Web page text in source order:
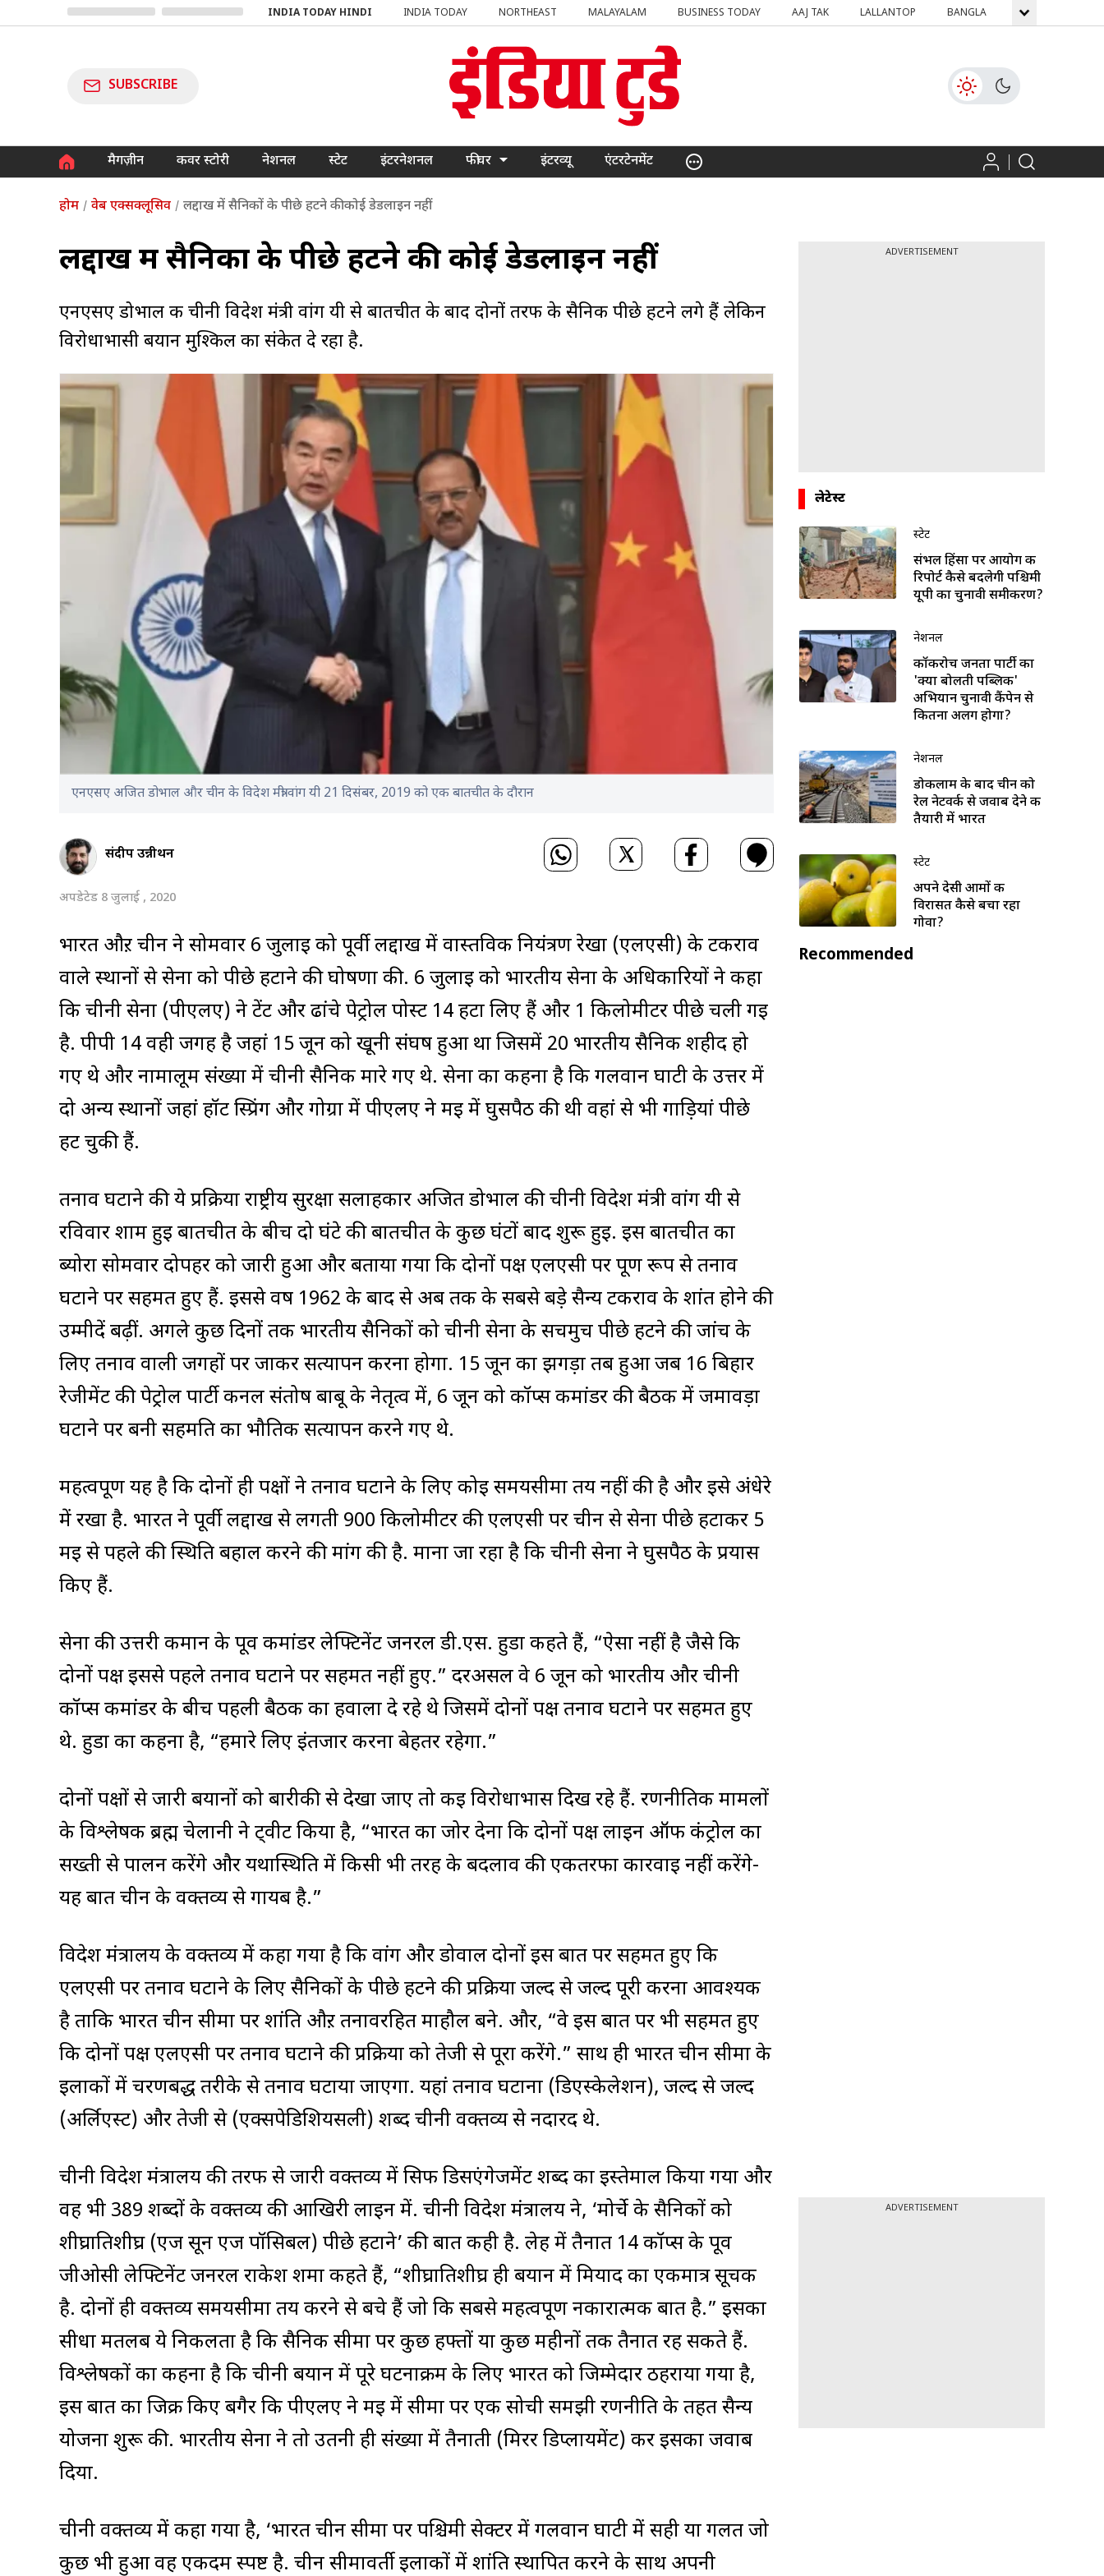
INDIA TODAY HINDI INDIA TODAY NORTHEAST MALAYALAM BUSINESS TODAY AAJ TAK LALLANTOP BANGLA GNTTV
SUBSCRIBE
मैगज़ीन कवर स्टोरी नेशनल स्टेट इंटरनेशनल फीचर इंटरव्यू एंटरटेनमेंट
होम वेब एक्सक्लूसिव लद्दाख में सैनिकों के पीछे हटने की कोई डेडलाइन नहीं
लद्दाख में सैनिकों के पीछे हटने की कोई डेडलाइन नहीं
एनएसए डोभाल की चीनी विदेश मंत्री वांग यी से बातचीत के बाद दोनों तरफ के सैनिक पीछे हटने लगे हैं लेकिन
विरोधाभासी बयान मुश्किल का संकेत दे रहा है.
एनएसए अजित डोभाल और चीन के विदेश मंत्री वांग यी 21 दिसंबर, 2019 को एक बातचीत के दौरान
संदीप उन्नीथन
अपडेटेड 8 जुलाई , 2020
भारत औऱ चीन ने सोमवार 6 जुलाई को पूर्वी लद्दाख में वास्तविक नियंत्रण रेखा (एलएसी) के टकराव
वाले स्थानों से सेना को पीछे हटाने की घोषणा की. 6 जुलाई को भारतीय सेना के अधिकारियों ने कहा
कि चीनी सेना (पीएलए) ने टेंट और ढांचे पेट्रोल पोस्ट 14 हटा लिए हैं और 1 किलोमीटर पीछे चली गई
है. पीपी 14 वही जगह है जहां 15 जून को खूनी संघर्ष हुआ था जिसमें 20 भारतीय सैनिक शहीद हो
गए थे और नामालूम संख्या में चीनी सैनिक मारे गए थे. सेना का कहना है कि गलवान घाटी के उत्तर में
दो अन्य स्थानों जहां हॉट स्प्रिंग और गोग्रा में पीएलए ने मई में घुसपैठ की थी वहां से भी गाड़ियां पीछे
हट चुकी हैं.
तनाव घटाने की ये प्रक्रिया राष्ट्रीय सुरक्षा सलाहकार अजित डोभाल की चीनी विदेश मंत्री वांग यी से
रविवार शाम हुई बातचीत के बीच दो घंटे की बातचीत के कुछ घंटों बाद शुरू हुई. इस बातचीत का
ब्योरा सोमवार दोपहर को जारी हुआ और बताया गया कि दोनों पक्ष एलएसी पर पूर्ण रूप से तनाव
घटाने पर सहमत हुए हैं. इससे वर्ष 1962 के बाद से अब तक के सबसे बड़े सैन्य टकराव के शांत होने की
उम्मीदें बढ़ीं. अगले कुछ दिनों तक भारतीय सैनिकों को चीनी सेना के सचमुच पीछे हटने की जांच के
लिए तनाव वाली जगहों पर जाकर सत्यापन करना होगा. 15 जून का झगड़ा तब हुआ जब 16 बिहार
रेजीमेंट की पेट्रोल पार्टी कर्नल संतोष बाबू के नेतृत्व में, 6 जून को कॉर्प्स कमांडर की बैठक में जमावड़ा
घटाने पर बनी सहमति का भौतिक सत्यापन करने गए थे.
महत्वपूर्ण यह है कि दोनों ही पक्षों ने तनाव घटाने के लिए कोई समयसीमा तय नहीं की है और इसे अंधेरे
में रखा है. भारत ने पूर्वी लद्दाख से लगती 900 किलोमीटर की एलएसी पर चीन से सेना पीछे हटाकर 5
मई से पहले की स्थिति बहाल करने की मांग की है. माना जा रहा है कि चीनी सेना ने घुसपैठ के प्रयास
किए हैं.
सेना की उत्तरी कमान के पूर्व कमांडर लेफ्टिनेंट जनरल डी.एस. हुडा कहते हैं, “ऐसा नहीं है जैसे कि
दोनों पक्ष इससे पहले तनाव घटाने पर सहमत नहीं हुए.” दरअसल वे 6 जून को भारतीय और चीनी
कॉर्प्स कमांडर के बीच पहली बैठक का हवाला दे रहे थे जिसमें दोनों पक्ष तनाव घटाने पर सहमत हुए
थे. हुडा का कहना है, “हमारे लिए इंतजार करना बेहतर रहेगा.”
दोनों पक्षों से जारी बयानों को बारीकी से देखा जाए तो कई विरोधाभास दिख रहे हैं. रणनीतिक मामलों
के विश्लेषक ब्रह्म चेलानी ने ट्वीट किया है, “भारत का जोर देना कि दोनों पक्ष लाइन ऑफ कंट्रोल का
सख्ती से पालन करेंगे और यथास्थिति में किसी भी तरह के बदलाव की एकतरफा कार्रवाई नहीं करेंगे-
यह बात चीन के वक्तव्य से गायब है.”
विदेश मंत्रालय के वक्तव्य में कहा गया है कि वांग और डोवाल दोनों इस बात पर सहमत हुए कि
एलएसी पर तनाव घटाने के लिए सैनिकों के पीछे हटने की प्रक्रिया जल्द से जल्द पूरी करना आवश्यक
है ताकि भारत चीन सीमा पर शांति औऱ तनावरहित माहौल बने. और, “वे इस बात पर भी सहमत हुए
कि दोनों पक्ष एलएसी पर तनाव घटाने की प्रक्रिया को तेजी से पूरा करेंगे.” साथ ही भारत चीन सीमा के
इलाकों में चरणबद्ध तरीके से तनाव घटाया जाएगा. यहां तनाव घटाना (डिएस्केलेशन), जल्द से जल्द
(अर्लिएस्ट) और तेजी से (एक्सपेडिशियसली) शब्द चीनी वक्तव्य से नदारद थे.
चीनी विदेश मंत्रालय की तरफ से जारी वक्तव्य में सिर्फ डिसएंगेजमेंट शब्द का इस्तेमाल किया गया और
वह भी 389 शब्दों के वक्तव्य की आखिरी लाइन में. चीनी विदेश मंत्रालय ने, ‘मोर्चे के सैनिकों को
शीघ्रातिशीघ्र (एज सून एज पॉसिबल) पीछे हटाने’ की बात कही है. लेह में तैनात 14 कॉर्प्स के पूर्व
जीओसी लेफ्टिनेंट जनरल राकेश शर्मा कहते हैं, “शीघ्रातिशीघ्र ही बयान में मियाद का एकमात्र सूचक
है. दोनों ही वक्तव्य समयसीमा तय करने से बचे हैं जो कि सबसे महत्वपूर्ण नकारात्मक बात है.” इसका
सीधा मतलब ये निकलता है कि सैनिक सीमा पर कुछ हफ्तों या कुछ महीनों तक तैनात रह सकते हैं.
विश्लेषकों का कहना है कि चीनी बयान में पूरे घटनाक्रम के लिए भारत को जिम्मेदार ठहराया गया है,
इस बात का जिक्र किए बगैर कि पीएलए ने मई में सीमा पर एक सोची समझी रणनीति के तहत सैन्य
योजना शुरू की. भारतीय सेना ने तो उतनी ही संख्या में तैनाती (मिरर डिप्लायमेंट) कर इसका जवाब
दिया.
चीनी वक्तव्य में कहा गया है, ‘भारत चीन सीमा पर पश्चिमी सेक्टर में गलवान घाटी में सही या गलत जो
कुछ भी हुआ वह एकदम स्पष्ट है. चीन सीमावर्ती इलाकों में शांति स्थापित करने के साथ अपनी
ADVERTISEMENT
लेटेस्ट
स्टेट
संभल हिंसा पर आयोग की
रिपोर्ट कैसे बदलेगी पश्चिमी
यूपी का चुनावी समीकरण?
नेशनल
कॉकरोच जनता पार्टी का
'क्या बोलती पब्लिक'
अभियान चुनावी कैंपेन से
कितना अलग होगा?
नेशनल
डोकलाम के बाद चीन को
रेल नेटवर्क से जवाब देने की
तैयारी में भारत
स्टेट
अपने देसी आमों की
विरासत कैसे बचा रहा
गोवा?
Recommended
ADVERTISEMENT